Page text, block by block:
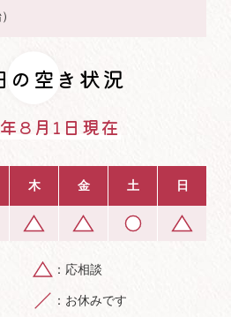
の空き状況
8月1日現在
木 金 土 日
応相談
お休みです